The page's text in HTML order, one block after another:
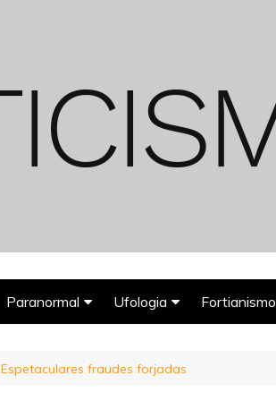
Paranormal Ufologia
Deuses Astronautas
Fortianismo
Espetaculares fraudes forjadas